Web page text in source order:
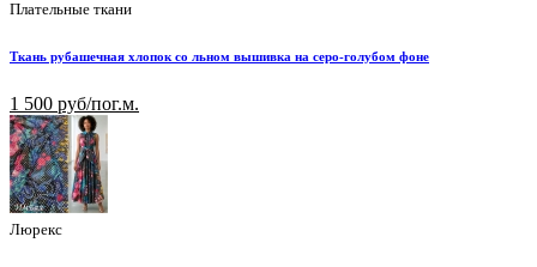
Плательные ткани
Ткань рубашечная хлопок со льном вышивка на серо-голубом фоне
1 500 руб/пог.м.
Люрекс